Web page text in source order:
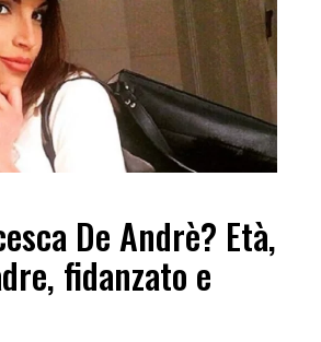
De Andrè? Età,
fidanzato e